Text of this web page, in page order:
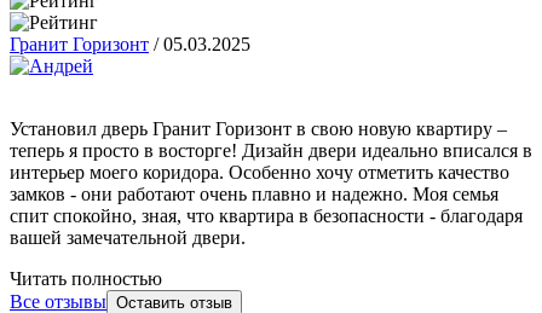
Гранит Горизонт /05.03.2025
Установил дверь Гранит Горизонт в свою новую квартиру –
теперь я просто в восторге! Дизайн двери идеально вписался в
интерьер моего коридора. Особенно хочу отметить качество
замков - они работают очень плавно и надежно. Моя семья
спит спокойно, зная, что квартира в безопасности - благодаря
вашей замечательной двери.
Читать полностью
Все отзывы Оставить отзыв